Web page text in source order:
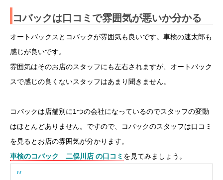
コバックは口コミで雰囲気が悪いか分かる
オートバックスとコバックが雰囲気も良いです。車検の速太郎も
感じが良いです。
雰囲気はそのお店のスタッフにも左右されますが、オートバック
スで感じの良くないスタッフはあまり聞きません。
コバックは店舗別に1つの会社になっているのでスタッフの変動
はほとんどありません。ですので、コバックのスタッフは口コミ
を見るとお店の雰囲気が分かります。
車検のコバック 二俣川店 の口コミ を見てみましょう。